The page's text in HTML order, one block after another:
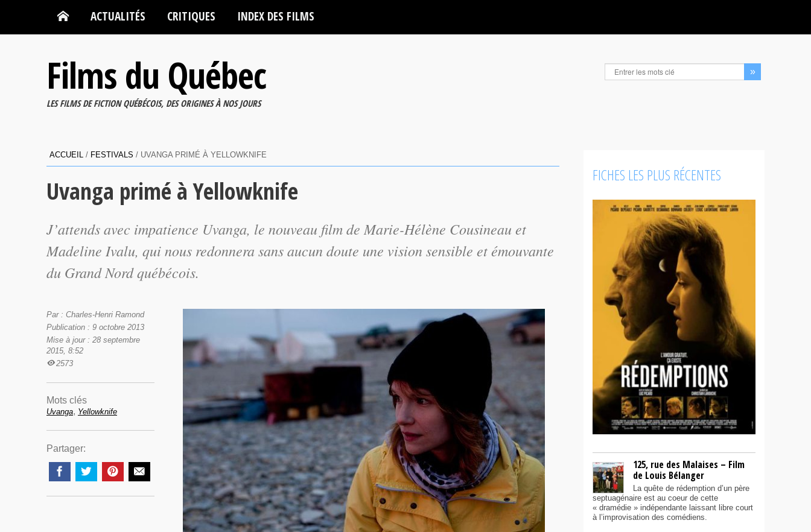
ACTUALITÉS CRITIQUES INDEX DES FILMS
Films du Québec
LES FILMS DE FICTION QUÉBÉCOIS, DES ORIGINES À NOS JOURS
ACCUEIL / FESTIVALS / UVANGA PRIMÉ À YELLOWKNIFE
Uvanga primé à Yellowknife
J’attends avec impatience Uvanga, le nouveau film de Marie-Hélène Cousineau et
Madeline Ivalu, qui nous redonnera sans aucun doute une vision sensible et émouvante
du Grand Nord québécois.
Par : Charles-Henri Ramond
Publication : 9 octobre 2013
Mise à jour : 28 septembre
2015, 8:52
2573
Mots clés
Uvanga, Yellowknife
Partager:
FICHES LES PLUS RÉCENTES
125, rue des Malaises – Film
de Louis Bélanger
La quête de rédemption d’un père
septuagénaire est au coeur de cette
« dramédie » indépendante laissant libre court
à l’improvisation des comédiens.